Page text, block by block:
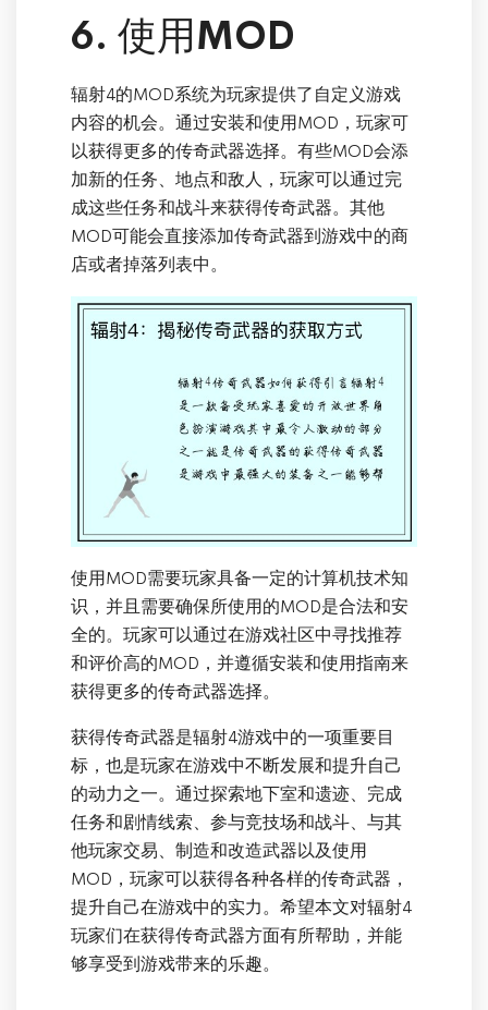
6. 使用MOD
辐射4的MOD系统为玩家提供了自定义游戏
内容的机会。通过安装和使用MOD，玩家可
以获得更多的传奇武器选择。有些MOD会添
加新的任务、地点和敌人，玩家可以通过完
成这些任务和战斗来获得传奇武器。其他
MOD可能会直接添加传奇武器到游戏中的商
店或者掉落列表中。
使用MOD需要玩家具备一定的计算机技术知
识，并且需要确保所使用的MOD是合法和安
全的。玩家可以通过在游戏社区中寻找推荐
和评价高的MOD，并遵循安装和使用指南来
获得更多的传奇武器选择。
获得传奇武器是辐射4游戏中的一项重要目
标，也是玩家在游戏中不断发展和提升自己
的动力之一。通过探索地下室和遗迹、完成
任务和剧情线索、参与竞技场和战斗、与其
他玩家交易、制造和改造武器以及使用
MOD，玩家可以获得各种各样的传奇武器，
提升自己在游戏中的实力。希望本文对辐射4
玩家们在获得传奇武器方面有所帮助，并能
够享受到游戏带来的乐趣。